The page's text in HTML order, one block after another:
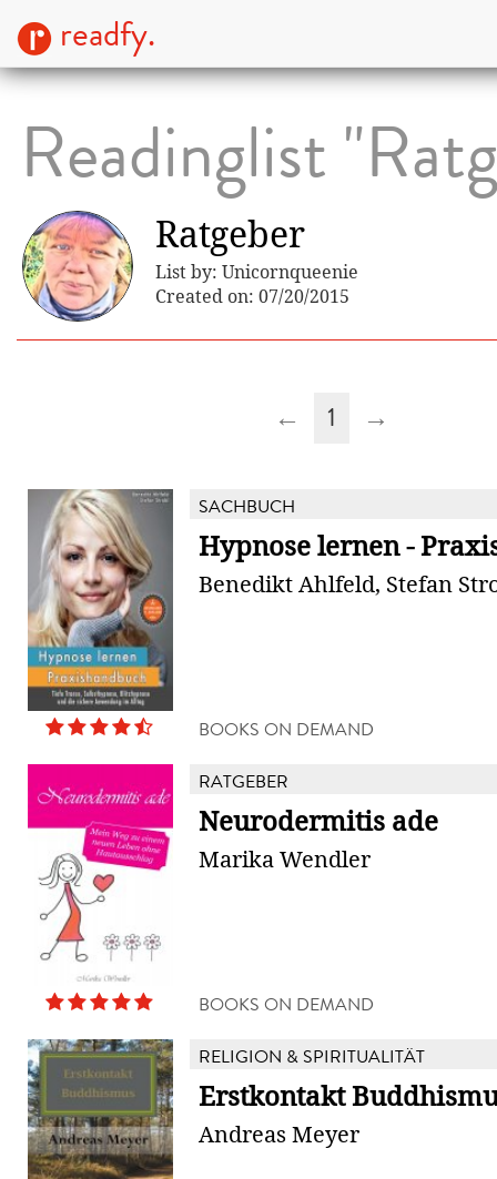
readfy.
Readinglist
Ratgeber
List by: Unicornqueenie
Created on: 07/20/2015
← 1 →
SACHBUCH
Hypnose lernen -
Benedikt Ahlfeld, Stefan
BOOKS ON DEMAND
RATGEBER
Neurodermitis ade
Marika Wendler
BOOKS ON DEMAND
RELIGION & SPIRITUALITÄT
Erstkontakt
Andreas Meyer